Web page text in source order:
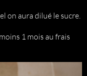
on aura dilué le sucre.
1 mois au frais